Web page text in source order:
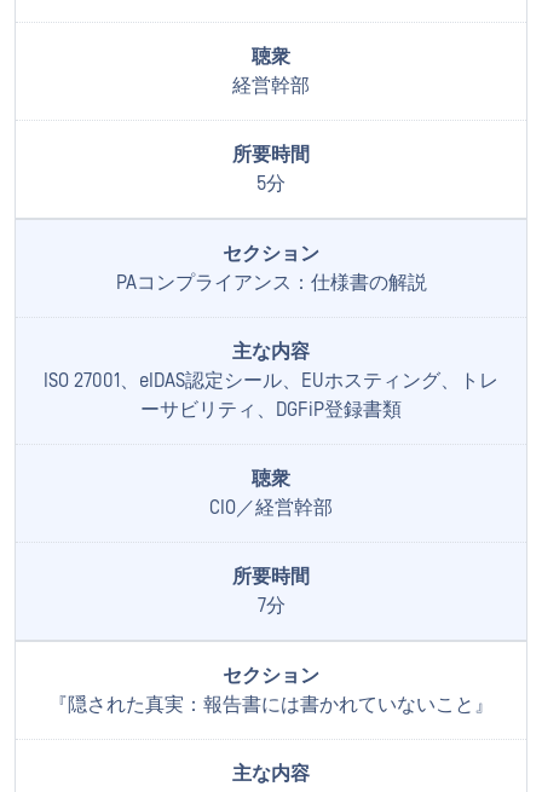
経営幹部
5分
PAコンプライアンス：仕様書の解説
ISO 27001、eIDAS認定シール、EUホスティング、トレ
ーサビリティ、DGFiP登録書類
CIO／経営幹部
7分
『隠された真実：報告書には書かれていないこと』